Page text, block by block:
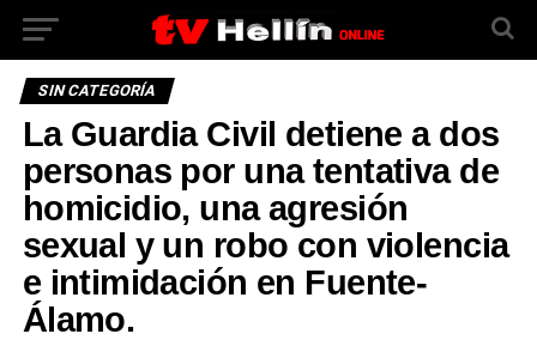
SIN CATEGORÍA
La Guardia Civil detiene a dos
personas por una tentativa de
homicidio, una agresión
sexual y un robo con violencia
e intimidación en Fuente-
Álamo.